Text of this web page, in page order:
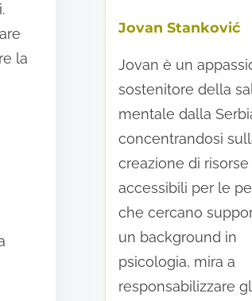
la
Jovan Stanković
Jovan è un
sostenitore della
mentale dalla
concentrandosi
creazione di risorse
accessibili per le
che cercano
un background in
psicologia, mira a
responsabilizzare